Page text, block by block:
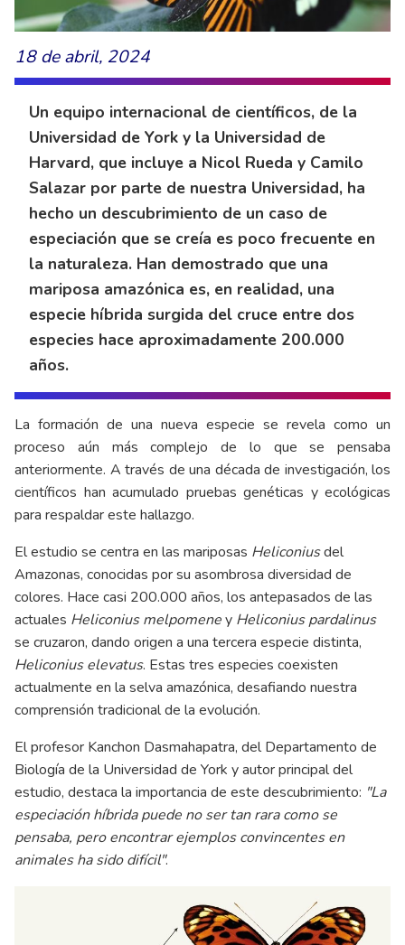
18 de abril, 2024
Un equipo internacional de científicos, de la
Universidad de York y la Universidad de
Harvard, que incluye a Nicol Rueda y Camilo
Salazar por parte de nuestra Universidad, ha
hecho un descubrimiento de un caso de
especiación que se creía es poco frecuente en
la naturaleza. Han demostrado que una
mariposa amazónica es, en realidad, una
especie híbrida surgida del cruce entre dos
especies hace aproximadamente 200.000
años.
La formación de una nueva especie se revela como un
proceso aún más complejo de lo que se pensaba
anteriormente. A través de una década de investigación, los
científicos han acumulado pruebas genéticas y ecológicas
para respaldar este hallazgo.
El estudio se centra en las mariposas Heliconiusdel
Amazonas, conocidas por su asombrosa diversidad de
colores. Hace casi 200.000 años, los antepasados de las
actuales Heliconius melpomeney Heliconius pardalinus
se cruzaron, dando origen a una tercera especie distinta,
Heliconius elevatus. Estas tres especies coexisten
actualmente en la selva amazónica, desafiando nuestra
comprensión tradicional de la evolución.
El profesor Kanchon Dasmahapatra, del Departamento de
Biología de la Universidad de York y autor principal del
estudio, destaca la importancia de este descubrimiento: "La
especiación híbrida puede no ser tan rara como se
pensaba, pero encontrar ejemplos convincentes en
animales ha sido difícil".